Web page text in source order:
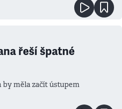
řeší špatné
měla začít ústupem